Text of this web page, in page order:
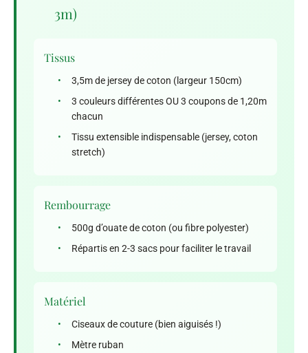
3m)
Tissus
•
3,5m de jersey de coton (largeur 150cm)
•
3 couleurs différentes OU 3 coupons de 1,20m
chacun
•
Tissu extensible indispensable (jersey, coton
stretch)
Rembourrage
•
500g d’ouate de coton (ou fibre polyester)
•
Répartis en 2-3 sacs pour faciliter le travail
Matériel
•
Ciseaux de couture (bien aiguisés !)
•
Mètre ruban